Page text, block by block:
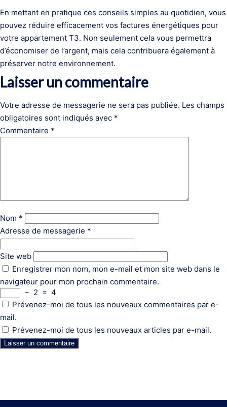
En mettant en pratique ces conseils simples au quotidien, vous
pouvez réduire efficacement vos factures énergétiques pour
votre appartement T3. Non seulement cela vous permettra
d’économiser de l’argent, mais cela contribuera également à
préserver notre environnement.
Laisser un commentaire
Votre adresse de messagerie ne sera pas publiée. Les champs
obligatoires sont indiqués avec *
Commentaire *
Nom *
Adresse de messagerie *
Site web
Enregistrer mon nom, mon e-mail et mon site web dans le
navigateur pour mon prochain commentaire.
− 2 = 4
Prévenez-moi de tous les nouveaux commentaires par e-
mail.
Prévenez-moi de tous les nouveaux articles par e-mail.